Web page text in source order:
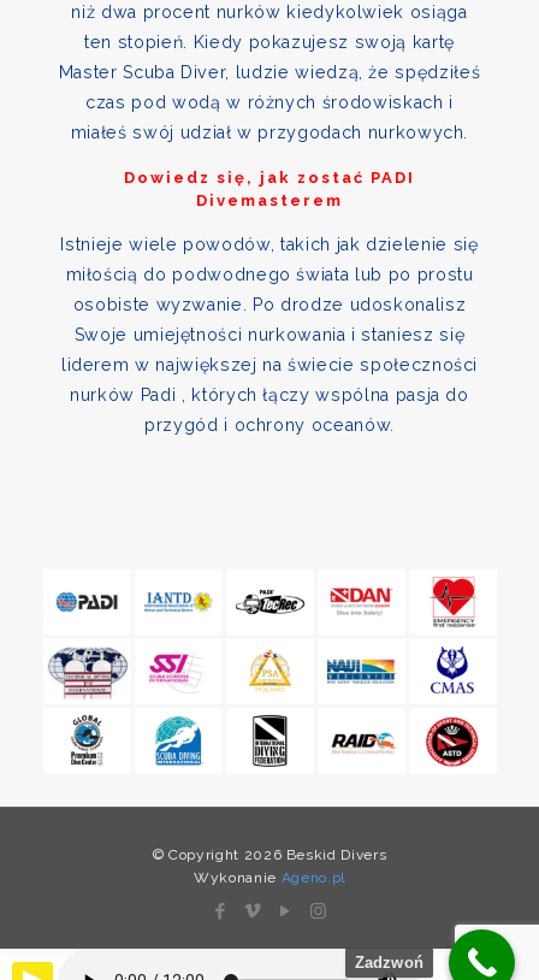
niż dwa procent nurków kiedykolwiek osiąga
ten stopień. Kiedy pokazujesz swoją kartę
Master Scuba Diver, ludzie wiedzą, że spędziłeś
czas pod wodą w różnych środowiskach i
miałeś swój udział w przygodach nurkowych.
Dowiedz się, jak zostać PADI
Divemasterem
Istnieje wiele powodów, takich jak dzielenie się
miłością do podwodnego świata lub po prostu
osobiste wyzwanie. Po drodze udoskonalisz
Swoje umiejętności nurkowania i staniesz się
liderem w największej na świecie społeczności
nurków Padi , których łączy wspólna pasja do
przygód i ochrony oceanów.
© Copyright 2026 Beskid Divers
Wykonanie Ageno.pl
Zadzwoń